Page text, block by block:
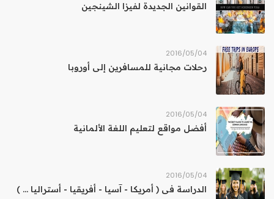
القوانين الجديدة لفيزا الشينجين
04‏/05‏/2016
رحلات مجانية للمسافرين إلى أوروبا
04‏/05‏/2016
أفضل مواقع لتعليم اللغة الألمانية
04‏/05‏/2016
الدراسة فى ( أمريكا - آسيا - أفريقيا - أستراليا ... )